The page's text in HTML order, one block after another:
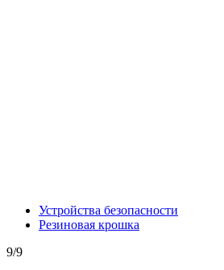
Устройства безопасности
Резиновая крошка
9/9